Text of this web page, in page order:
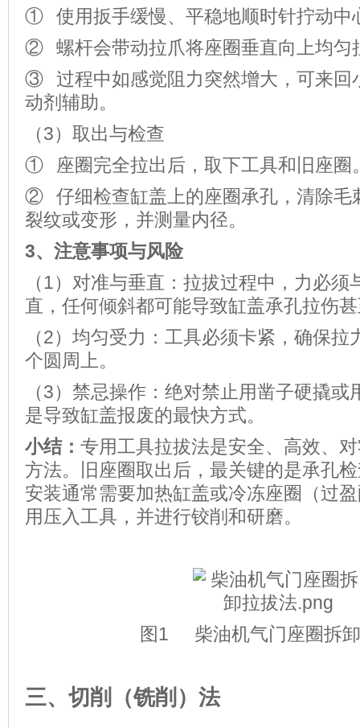
① 使用扳手缓慢、平稳地顺时针拧动中
② 螺杆会带动拉爪将座圈垂直向上均匀
③ 过程中如感觉阻力突然增大，可来回
动剂辅助。
（3）取出与检查
① 座圈完全拉出后，取下工具和旧座圈
② 仔细检查缸盖上的座圈承孔，清除毛
裂纹或变形，并测量内径。
3、 注意事项与风险
（1）对准与垂直：拉拔过程中，力必须
直，任何倾斜都可能导致缸盖承孔拉伤
（2）均匀受力：工具必须卡紧，确保
个圆周上。
（3）禁忌操作：绝对禁止用凿子硬撬
是导致缸盖报废的最快方式。
小结： 专用工具拉拔法是安全、高效、
方法。旧座圈取出后，最关键的是承孔
安装通常需要加热缸盖或冷冻座圈（过
用压入工具，并进行铰削和研磨。
图1 柴油机气门座圈拆
三、切削（铣削）法